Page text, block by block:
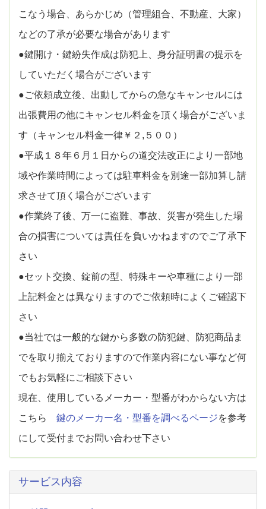
こなう場合、あらかじめ（管理組合、不動産、大家）
などの了承が必要な場合があります
●鍵開け・鍵紛失作成は防犯上、身分証明書の提示を
していただく場合がございます
●ご依頼成立後、出動してからの急なキャンセルには
出張費用の他にキャンセル料金を頂く場合がございま
す（キャンセル料金一律￥２,５００）
●平成１８年６月１日からの道交法改正により一部地
域や作業時間によっては駐車料金を別途一部加算し請
求させて頂く場合がございます
●作業終了後、万一に盗難、事故、災害が発生した場
合の損害については責任を負いかねますのでご了承下
さい
●セット交換、錠前の型、特殊キーや車種により一部
上記料金とは異なりますのでご依頼時によくご確認下
さい
●当社では一般的な鍵から多数の防犯鍵、防犯商品ま
でを取り揃えておりますので作業内容にない事など何
でもお気軽にご相談下さい
現在、使用しているメーカー・型番がわからない方は
こちら 鍵のメーカー名・型番を調べるページを参考
にして受付までお問い合わせ下さい
サービス内容